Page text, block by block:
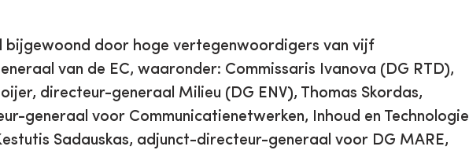
bijgewoond door hoge vertegenwoordigers van vijf
van de EC, waaronder: Commissaris Ivanova (DG RTD),
directeur-generaal Milieu (DG ENV), Thomas Skordas,
generaal voor Communicatienetwerken, Inhoud en Technologie
Sadauskas, adjunct-directeur-generaal voor DG MARE,